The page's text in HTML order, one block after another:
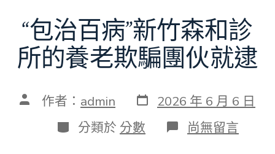
“包治百病”新竹森和診
所的養老欺騙團伙就逮
文 作者： admin 發
表
日
期
2026 年 6 月 6 日
分
類
分類於 分數 在
〈“包
尚無留言